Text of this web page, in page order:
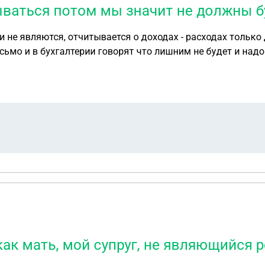
потом мы значит не должны
о доходах - расходах только директор ГБУ. в декабре 2025
так как он И.О. и в общем никто не уверен. что нам делать -
будут проблемы, если я закажу справки и они не
снимут с И.О. или он уволится, получается
мать, мой супруг, не